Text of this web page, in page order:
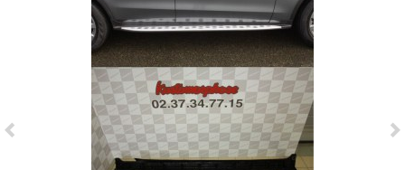
Ligne Cat-Back Active 4 Sorties avec
Tube en H pour Ford Mustang GT & V6
(2015-2023)